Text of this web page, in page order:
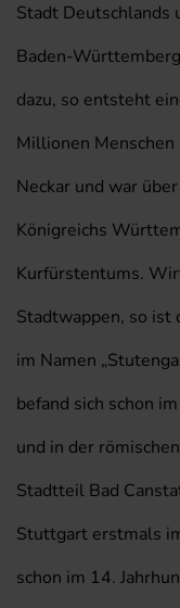
Stadt Deutschlands
Baden-
dazu, so entsteht
Millionen
Neckar und war
Königreichs
Kurfürstentums.
Stadtwappen, so ist
im Namen
befand sich schon
und in der
Stadtteil Bad
Stuttgart erstmals
schon im 14.